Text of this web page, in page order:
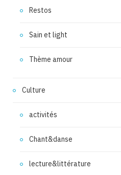
Restos
Sain et light
Thème amour
Culture
activités
Chant&danse
lecture&littérature